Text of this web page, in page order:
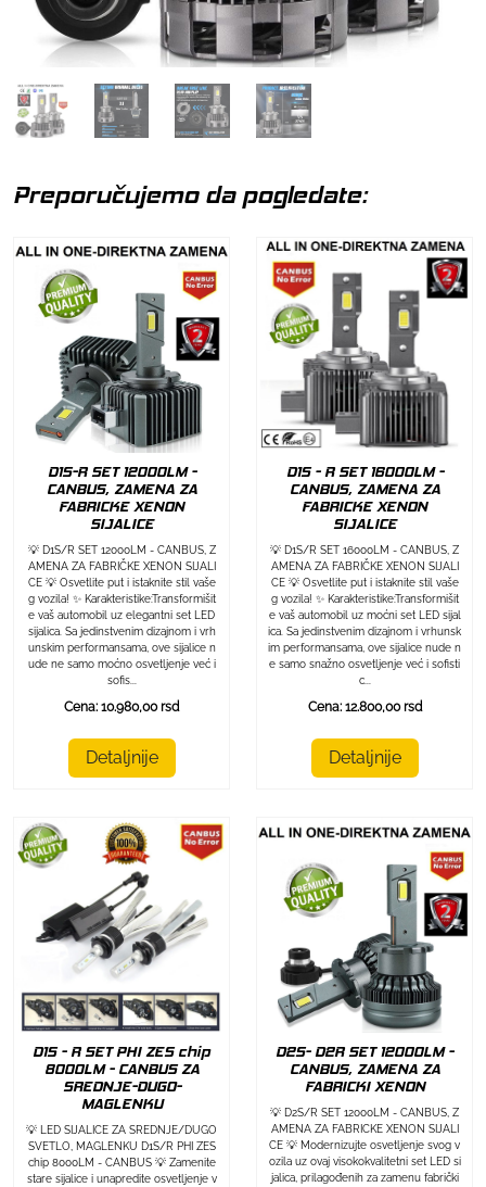
Preporučujemo da pogledate:
D1S-R SET 12000LM -
CANBUS, ZAMENA ZA
FABRICKE XENON
SIJALICE
💡 D1S/R SET 12000LM - CANBUS, Z
AMENA ZA FABRIČKE XENON SIJALI
CE 💡 Osvetlite put i istaknite stil vaše
g vozila! ✨ Karakteristike:Transformišit
e vaš automobil uz elegantni set LED
sijalica. Sa jedinstvenim dizajnom i vrh
unskim performansama, ove sijalice n
ude ne samo moćno osvetljenje već i
sofis...
Cena: 10.980,00 rsd
Detaljnije
D1S - R SET 16000LM -
CANBUS, ZAMENA ZA
FABRICKE XENON
SIJALICE
💡 D1S/R SET 16000LM - CANBUS, Z
AMENA ZA FABRIČKE XENON SIJALI
CE 💡 Osvetlite put i istaknite stil vaše
g vozila! ✨ Karakteristike:Transformišit
e vaš automobil uz moćni set LED sijal
ica. Sa jedinstvenim dizajnom i vrhunsk
im performansama, ove sijalice nude n
e samo snažno osvetljenje već i sofisti
c...
Cena: 12.800,00 rsd
Detaljnije
D1S - R SET PHI ZES chip
8000LM - CANBUS ZA
SREDNJE-DUGO-
MAGLENKU
💡 LED SIJALICE ZA SREDNJE/DUGO
SVETLO, MAGLENKU D1S/R PHI ZES
chip 8000LM - CANBUS 💡 Zamenite
stare sijalice i unapredite osvetljenje v
D2S- D2R SET 12000LM -
CANBUS, ZAMENA ZA
FABRICKI XENON
💡 D2S/R SET 12000LM - CANBUS, Z
AMENA ZA FABRICKE XENON SIJALI
CE 💡 Modernizujte osvetljenje svog v
ozila uz ovaj visokokvalitetni set LED si
jalica, prilagođenih za zamenu fabrički